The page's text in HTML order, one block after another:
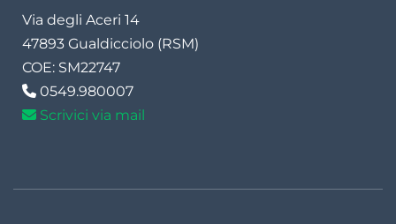
Via degli Aceri 14
47893 Gualdicciolo (RSM)
COE: SM22747
0549.980007
Scrivici via mail